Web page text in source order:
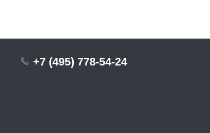
+7 (495) 778-54-24